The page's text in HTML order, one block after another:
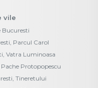
vile
Bucuresti
Parcul Carol
Vatra Luminoasa
Protopopescu
Tineretului